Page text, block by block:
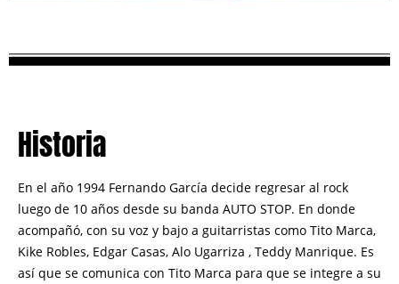
Historia
En el año 1994 Fernando García decide regresar al rock
luego de 10 años desde su banda AUTO STOP. En donde
acompañó, con su voz y bajo a guitarristas como Tito Marca,
Kike Robles, Edgar Casas, Alo Ugarriza , Teddy Manrique. Es
así que se comunica con Tito Marca para que se integre a su